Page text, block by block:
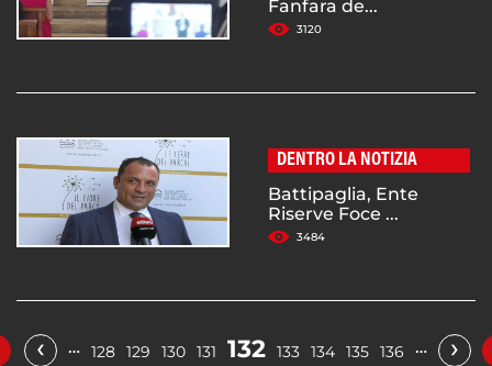
Fanfara de...
3120
DENTRO LA NOTIZIA
Battipaglia, Ente
Riserve Foce ...
3484
‹ … 128 129 130 131 132 133 134 135 136 … ›